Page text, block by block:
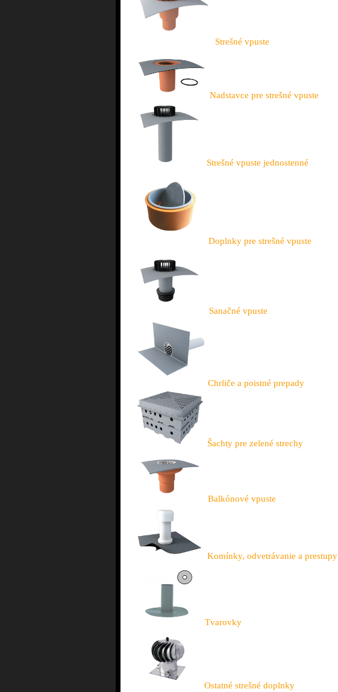
Strešné vpuste
Nadstavce pre strešné vpuste
Strešné vpuste jednostenné
Doplnky pre strešné vpuste
Sanačné vpuste
Chrliče a poistné prepady
Šachty pre zelené strechy
Balkónové vpuste
Komínky, odvetrávanie a prestupy
Tvarovky
Ostatné strešné doplnky